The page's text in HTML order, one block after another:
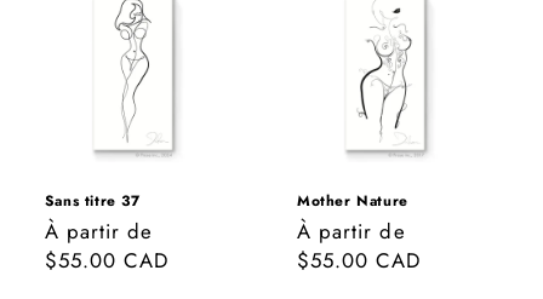
Sans titre 37
Prix
habituel
À partir de
$55.00 CAD
Mother Nature
Prix
habituel
À partir de
$55.00 CAD